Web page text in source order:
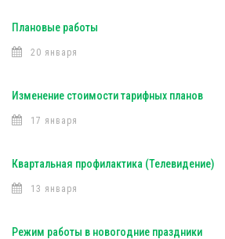
Плановые работы
20 января
Изменение стоимости тарифных планов
17 января
Квартальная профилактика (Телевидение)
13 января
Режим работы в новогодние праздники